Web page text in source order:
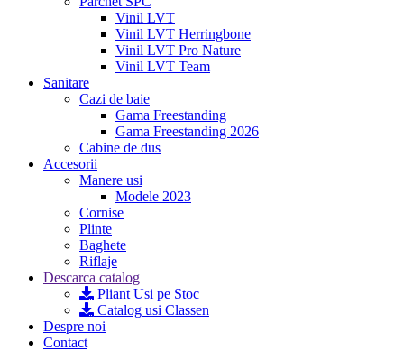
Vinil LVT
Vinil LVT Herringbone
Vinil LVT Pro Nature
Vinil LVT Team
Sanitare
Cazi de baie
Gama Freestanding
Gama Freestanding 2026
Cabine de dus
Accesorii
Manere usi
Modele 2023
Cornise
Plinte
Baghete
Riflaje
Descarca catalog
Pliant Usi pe Stoc
Catalog usi Classen
Despre noi
Contact